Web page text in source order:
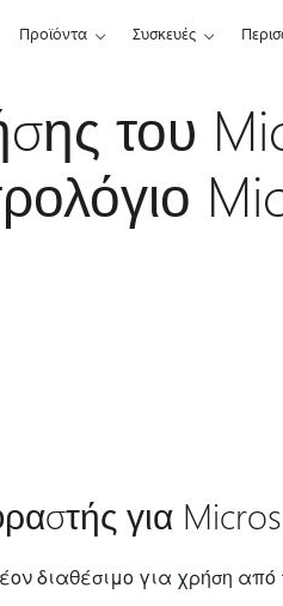
Προϊόντα Συσκευές
του
για
διαθέσιμο για χρήση από